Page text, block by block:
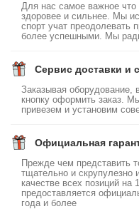
Для нас самое важное
здоровее и сильнее. Мы
спорт учат преодолевать
более успешными. Мы
Сервис доставки и
Заказывая оборудование,
кнопку оформить заказ.
привезем и установим
Официальная
Прежде чем представить
тщательно и скрупулезно
качестве всех позиций
предоставляется
года и более